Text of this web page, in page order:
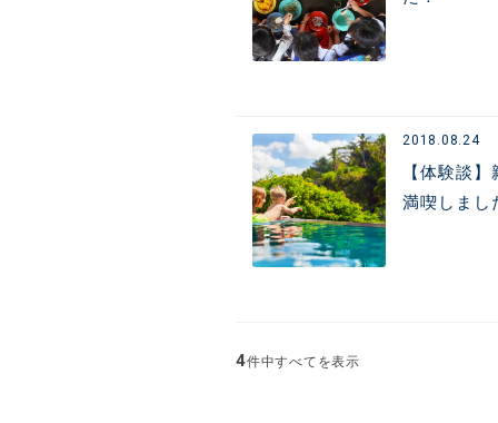
2018.08.24
【体験談
満喫しまし
4件中すべてを表示